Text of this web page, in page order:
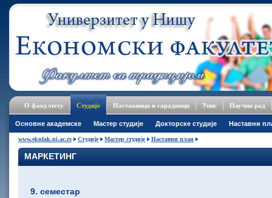
О факултету Студије Наставници и сарадници Упис Научни рад
Основне академске Мастер студије Докторске студије Наставни
www.eknfak.ni.ac.rs Студије Мастер студије Наставни план
МАРКЕТИНГ
9. семестар